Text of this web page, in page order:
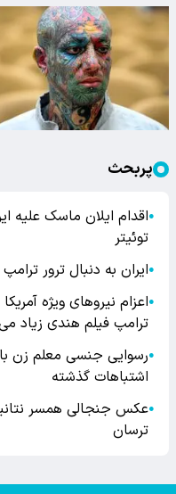
پربحث
●اقدام ایلان ماسک علیه
توئیتر
●ایران به دنبال ترور
●اعزام نیروهای ویژه
ترامپ فیلم هندی زیاد
●
اشتباهات گذشته
●عکس جنجالی همسر
ترسان